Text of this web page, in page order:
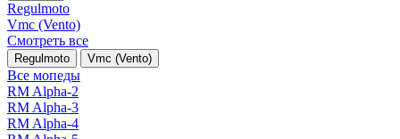
Regulmoto
Vmc (Vento)
Смотреть все
Regulmoto Vmc (Vento)
Все мопеды
RM Alpha-2
RM Alpha-3
RM Alpha-4